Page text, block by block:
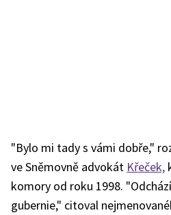
"Bylo mi tady s vámi dobře,"
ve Sněmovně advokát Křeček,
komory od roku 1998.
gubernie," citoval